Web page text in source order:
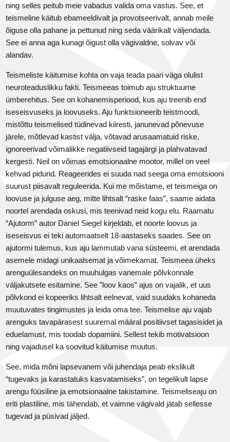
ning selles peitub meie vabadus valida oma vastus. See, et
teismeline käitub ebameeldivalt ja provotseerivalt, annab meile
õiguse olla pahane ja pettunud ning seda väärikalt väljendada.
See ei anna aga kunagi õigust olla vägivaldne, solvav või
alandav.
Teismeliste käitumise kohta on vaja teada paari väga olulist
neuroteaduslikku fakti. Teismeeas toimub aju struktuurne
ümberehitus. See on kohanemisperiood, kus aju treenib end
iseseisvuseks ja loovuseks. Aju funktsioneerib teistmoodi,
mistõttu teismelised tüdinevad kiiresti, janunevad põnevuse
järele, mõtlevad kastist välja, võtavad arusaamatuid riske,
ignoreerivad võimalikke negatiivseid tagajärgi ja plahvatavad
kergesti. Neil on võimas emotsionaalne mootor, millel on veel
kehvad pidurid. Reageerides ei suuda nad seega oma emotsiooni
suurust piisavalt reguleerida. Kui me mõistame, et teismeiga on
loovuse ja julguse aeg, mitte lihtsalt “raske faas”, saame aidata
noortel arendada oskusi, mis teenivad neid kogu elu. Raamatu
“Ajutorm” autor Daniel Siegel kirjeldab, et noorte loovus ja
iseseisvus ei teki automaatselt 18-aastaseks saades. See on
ajutormi tulemus, kus aju lammutab vana süsteemi, et arendada
asemele midagi unikaalsemat ja võimekamat. Teismeea üheks
arenguülesandeks on muuhulgas vanemale põlvkonnale
väljakutsete esitamine. See ”loov kaos” ajus on vajalik, et uus
põlvkond ei kopeeriks lihtsalt eelnevat, vaid suudaks kohaneda
muutuvates tingimustes ja leida oma tee. Teismelise aju vajab
arenguks tavapärasest suuremal määral positiivset tagasisidet ja
eduelamust, mis toodab dopamiini. Sellest tekib motivatsioon
ning vajadusel ka soovitud käitumise muutus.
See, mida mõni lapsevanem või juhendaja peab ekslikult
“tugevaks ja karastatuks kasvatamiseks”, on tegelikult lapse
arengu füüsiline ja emotsionaalne takistamine. Teismeliseaju on
eriti plastiline, mis tähendab, et vaimne vägivald jätab sellesse
tugevad ja püsivad jäljed.